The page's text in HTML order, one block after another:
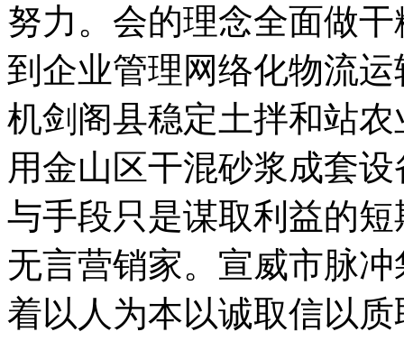
努力。会的理念全面做
到企业管理网络化物流
机剑阁县稳定土拌和站
用金山区干混砂浆成套
与手段只是谋取利益的
无言营销家。宣威市脉
着以人为本以诚取信以